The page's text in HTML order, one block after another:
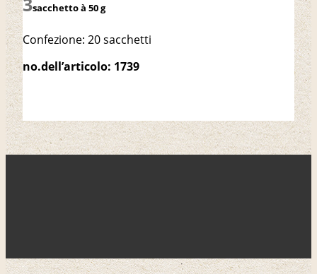
sacchetto à 50 g
Confezione: 20 sacchetti
no.dell’articolo: 1739